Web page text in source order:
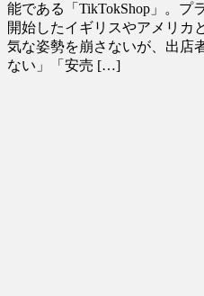
能である「TikTokShop」。プ
開始したイギリスやアメリカ
気な姿勢を崩さないが、出店
ない」「安売 […]